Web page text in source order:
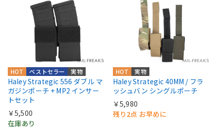
HOT 実物
ベストセラー
Haley Strategic 556 ダブル マ
ガジンポーチ + MP2 インサー
トセット
￥5,500
在庫あり
HOT 実物
Haley Strategic 40MM / フラ
ッシュバン シングルポーチ
￥5,980
残り2点 お早めに